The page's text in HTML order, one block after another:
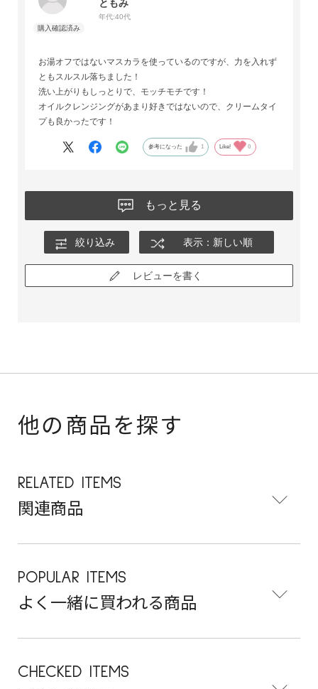
ともみ
年代:40代
お湯オフではないマスカラを使っているのですが、力を入れず
ともスルスル落ちました！
洗い上がりもしっとりで、モッチモチです！
オイルクレンジングがあまり好きではないので、クリームタイ
プも良かったです！
参考になった 1 Like! 0
もっと見る
絞り込み 表示：新しい順
レビューを書く
他の商品を探す
RELATED ITEMS
関連商品
POPULAR ITEMS
よく一緒に買われる商品
CHECKED ITEMS